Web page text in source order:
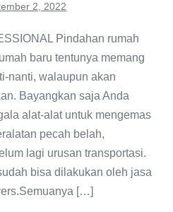
2, 2022
Pindahan rumah
baru tentunya memang
nanti, walaupun akan
Bayangkan saja Anda
alat-alat untuk mengemas
pecah belah,
lagi urusan transportasi.
bisa dilakukan oleh jasa
[…]